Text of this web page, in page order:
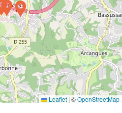
Leaflet | ©OpenStreetMap